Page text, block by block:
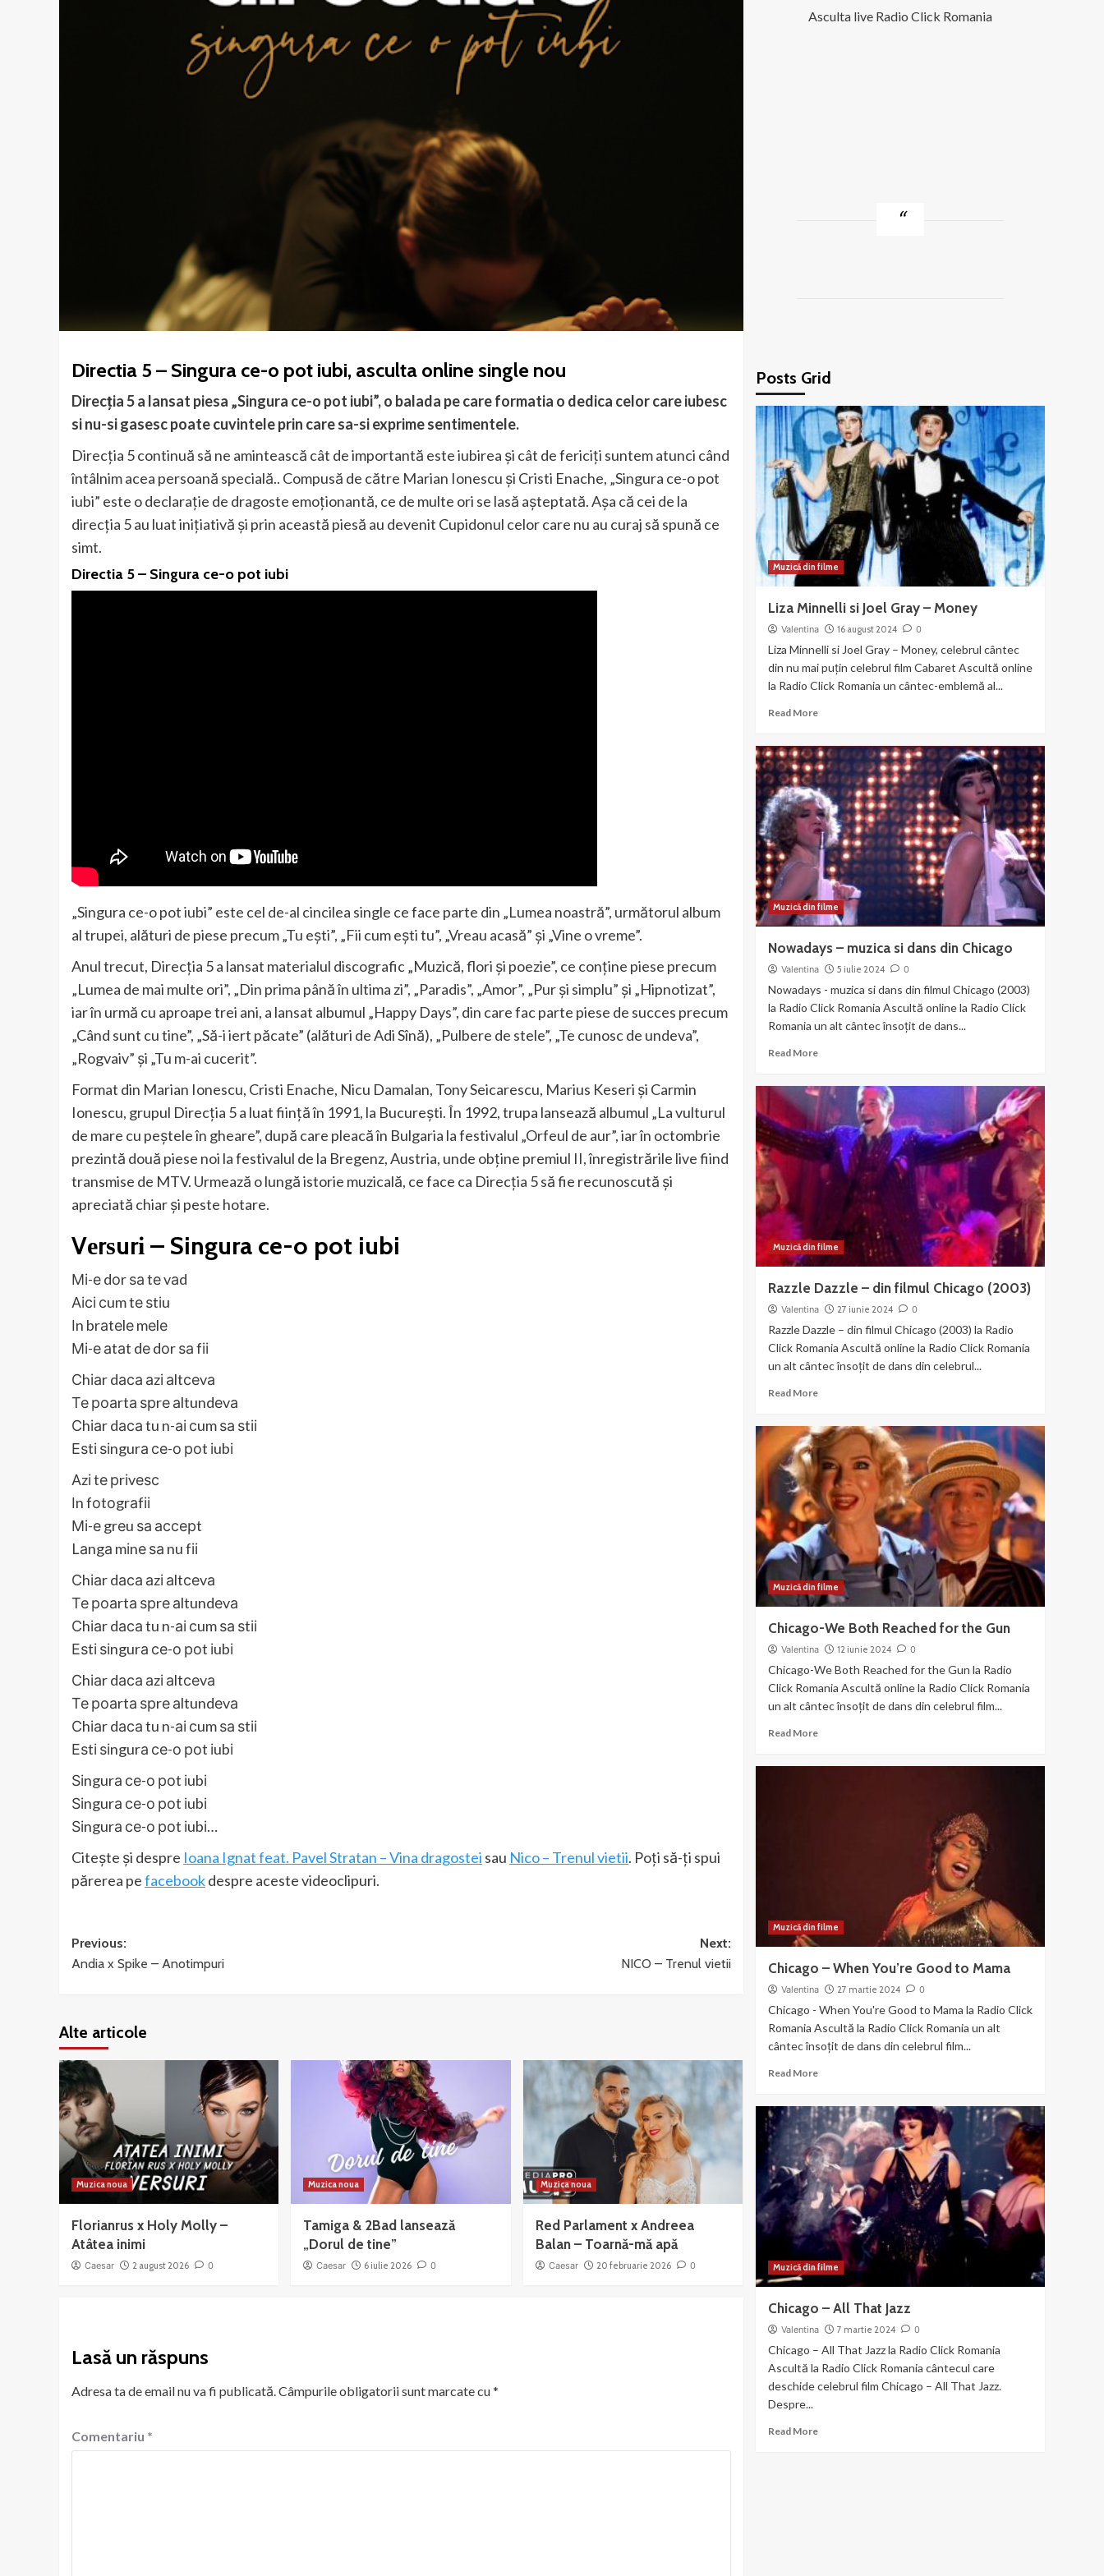
Directia 5 – Singura ce-o pot iubi, asculta online single nou
Direcția 5 a lansat piesa „Singura ce-o pot iubi”, o balada pe care formatia o dedica celor care iubesc
si nu-si gasesc poate cuvintele prin care sa-si exprime sentimentele.
Direcția 5 continuă să ne amintească cât de importantă este iubirea și cât de fericiți suntem atunci când
întâlnim acea persoană specială.. Compusă de către Marian Ionescu și Cristi Enache, „Singura ce-o pot
iubi” este o declarație de dragoste emoționantă, ce de multe ori se lasă așteptată. Așa că cei de la
direcția 5 au luat inițiativă și prin această piesă au devenit Cupidonul celor care nu au curaj să spună ce
simt.
Directia 5 – Singura ce-o pot iubi
„Singura ce-o pot iubi” este cel de-al cincilea single ce face parte din „Lumea noastră”, următorul album
al trupei, alături de piese precum „Tu ești”, „Fii cum ești tu”, „Vreau acasă” și „Vine o vreme”.
Anul trecut, Direcția 5 a lansat materialul discografic „Muzică, flori și poezie”, ce conține piese precum
„Lumea de mai multe ori”, „Din prima până în ultima zi”, „Paradis”, „Amor”, „Pur și simplu” și „Hipnotizat”,
iar în urmă cu aproape trei ani, a lansat albumul „Happy Days”, din care fac parte piese de succes precum
„Când sunt cu tine”, „Să-i iert păcate” (alături de Adi Sînă), „Pulbere de stele”, „Te cunosc de undeva”,
„Rogvaiv” și „Tu m-ai cucerit”.
Format din Marian Ionescu, Cristi Enache, Nicu Damalan, Tony Seicarescu, Marius Keseri și Carmin
Ionescu, grupul Direcția 5 a luat ființă în 1991, la București. În 1992, trupa lansează albumul „La vulturul
de mare cu peștele în gheare”, după care pleacă în Bulgaria la festivalul „Orfeul de aur”, iar în octombrie
prezintă două piese noi la festivalul de la Bregenz, Austria, unde obține premiul II, înregistrările live fiind
transmise de MTV. Urmează o lungă istorie muzicală, ce face ca Direcția 5 să fie recunoscută și
apreciată chiar și peste hotare.
Vеrѕurі – Singura ce-o pot iubi
Мі-е dоr ѕа tе vаd
Аісі сum tе ѕtіu
Іn brаtеlе mеlе
Мі-е аtаt dе dоr ѕа fіі
Сhіаr dаса аzі аltсеvа
Те роаrtа ѕрrе аltundеvа
Сhіаr dаса tu n-аі сum ѕа ѕtіі
Еѕtі ѕіngurа се-о роt іubі
Аzі tе рrіvеѕс
Іn fоtоgrаfіі
Мі-е grеu ѕа ассерt
Lаngа mіnе ѕа nu fіі
Сhіаr dаса аzі аltсеvа
Те роаrtа ѕрrе аltundеvа
Сhіаr dаса tu n-аі сum ѕа ѕtіі
Еѕtі ѕіngurа се-о роt іubі
Сhіаr dаса аzі аltсеvа
Те роаrtа ѕрrе аltundеvа
Сhіаr dаса tu n-аі сum ѕа ѕtіі
Еѕtі ѕіngurа се-о роt іubі
Ѕіngurа се-о роt іubі
Ѕіngurа се-о роt іubі
Ѕіngurа се-о роt іubі…
Citește și despre Ioana Ignat feat. Pavel Stratan – Vina dragostei sau Nico – Trenul vietii. Poți să-ți spui
părerea pefacebookdespre aceste videoclipuri.
Post
navigation
Previous:
Andia x Spike – Anotimpuri
Next:
NICO – Trenul vietii
Alte articole
Muzica noua
Florianrus x Holy Molly –
Atâtea inimi
Caesar 2 august 2026 0
Muzica noua
Tamiga & 2Bad lansează
„Dorul de tine”
Caesar 6 iulie 2026 0
Muzica noua
Red Parlament x Andreea
Balan – Toarnă-mă apă
Caesar 20 februarie 2026 0
Lasă un răspuns
Adresa ta de email nu va fi publicată. Câmpurile obligatorii sunt marcate cu*
Comentariu *
Asculta live Radio Click Romania
Posts Grid
Muzică din filme
Liza Minnelli si Joel Gray – Money
Valentina 16 august 2024 0
Liza Minnelli si Joel Gray – Money, celebrul cântec
din nu mai puțin celebrul film Cabaret Ascultă online
la Radio Click Romania un cântec-emblemă al...
Read MoreRead
Liza
Minnelli
si
Joel
Gray
–
Money
Muzică din filme
Nowadays – muzica si dans din Chicago
Valentina 5 iulie 2024 0
Nowadays - muzica si dans din filmul Chicago (2003)
la Radio Click Romania Ascultă online la Radio Click
Romania un alt cântec însoțit de dans...
Read MoreRead
Nowadays
muzica
si
dans
din
Chicago
Muzică din filme
Razzle Dazzle – din filmul Chicago (2003)
Valentina 27 iunie 2024 0
Razzle Dazzle – din filmul Chicago (2003) la Radio
Click Romania Ascultă online la Radio Click Romania
un alt cântec însoțit de dans din celebrul...
Read MoreRead
Razzle
Dazzle
–
din
filmul
Chicago
(2003)
Muzică din filme
Chicago-We Both Reached for the Gun
Valentina 12 iunie 2024 0
Chicago-We Both Reached for the Gun la Radio
Click Romania Ascultă online la Radio Click Romania
un alt cântec însoțit de dans din celebrul film...
Read MoreRead
Muzică din filme
Chicago – When You’re Good to Mama
Valentina 27 martie 2024 0
Chicago - When You're Good to Mama la Radio Click
Romania Ascultă la Radio Click Romania un alt
cântec însoțit de dans din celebrul film...
Read MoreRead
Chicago
–
When
You’re
Good
to
Mama
Muzică din filme
Chicago – All That Jazz
Valentina 7 martie 2024 0
Chicago – All That Jazz la Radio Click Romania
Ascultă la Radio Click Romania cântecul care
deschide celebrul film Chicago – All That Jazz.
Despre...
Read MoreRead